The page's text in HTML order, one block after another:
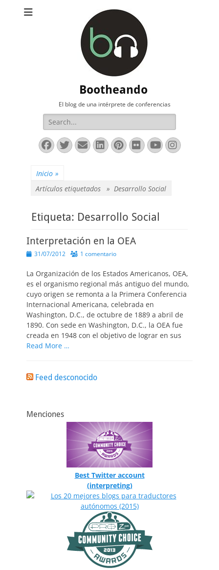
Bootheando
El blog de una intérprete de conferencias
Buscar:
Facebook
Twitter
Correo
electrónico
LinkedIn
Pinterest
FlickrYouTube
Inicio »
Artículos etiquetados » Desarrollo Social
Etiqueta: Desarrollo Social
Interpretación en la OEA
Publicado
31/07/2012 1 comentario
La Organización de los Estados Americanos, OEA,
es el organismo regional más antiguo del mundo,
cuyo origen se remonta a la Primera Conferencia
Internacional Americana, celebrada en
Washington, D.C., de octubre de 1889 a abril de
1890. Con sede en Washington, D.C., la OEA fue
creada en 1948 con el objetivo de lograr en sus
Read More …
Feed desconocido
Menciones
Best Twitter account
(interpreting)